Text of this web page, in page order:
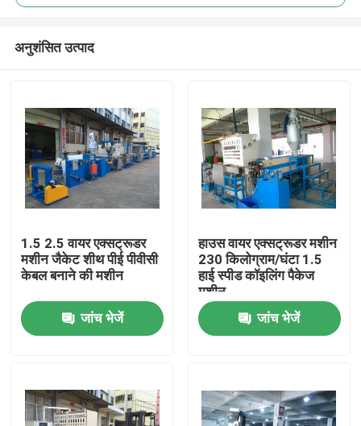
अनुशंसित उत्पाद
1.5 2.5 वायर एक्सट्रूडर
मशीन जैकेट शीथ पीई पीवीसी
केबल बनाने की मशीन
जांच भेजें
हाउस वायर एक्सट्रूडर मशीन
230 किलोग्राम/घंटा 1.5
हाई स्पीड कॉइलिंग पैकेज
मशीन
जांच भेजें